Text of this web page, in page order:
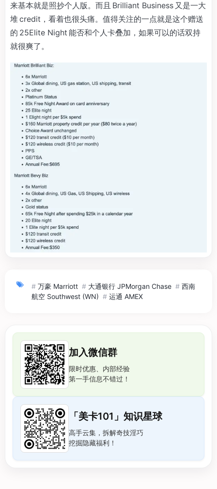
来基本就是照抄个人版。而且 Brilliant Business 又是一大
堆 credit，看着也很头痛。值得关注的一点就是这个赠送
的 25Elite Night 能否和个人卡叠加，如果可以的话双持
就很爽了。
# 万豪 Marriott # 大通银行 JPMorgan Chase # 西南
航空 Southwest (WN) # 运通 AMEX
加入微信群
限时优惠、内部经验
第一手信息不错过！
「美卡101」知识星球
高手云集，拆解奇技淫巧
挖掘隐藏福利！